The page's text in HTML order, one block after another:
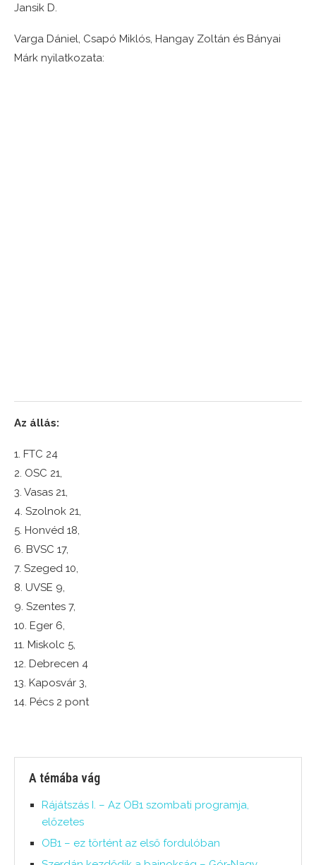
Jansik D.
Varga Dániel, Csapó Miklós, Hangay Zoltán és Bányai
Márk nyilatkozata:
Az állás:
1. FTC 24
2. OSC 21,
3. Vasas 21,
4. Szolnok 21,
5. Honvéd 18,
6. BVSC 17,
7. Szeged 10,
8. UVSE 9,
9. Szentes 7,
10. Eger 6,
11. Miskolc 5,
12. Debrecen 4
13. Kaposvár 3,
14. Pécs 2 pont
A témába vág
Rájátszás I. – Az OB1 szombati programja,
előzetes
OB1 – ez történt az első fordulóban